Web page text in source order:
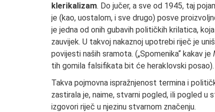
klerikalizam. Do jučer, a sve od 1945, taj
je (kao, uostalom, i sve drugo) posve
je jedna od onih gubavih poli­tičkih krilatica,
zauvi­jek. U takvoj nakaznoj upotrebi riječ je
povijesti naših sramota. („Spomeni­ka“ kakav je
tih gomila falsi­fikata bit će heraklovski posao).
Takva pojmovna ispražnjenost termina i
zastirala je, naime, stvarni pogled, ili pogled
izgovo­ri riječ u njezinu stvarnom značenju.